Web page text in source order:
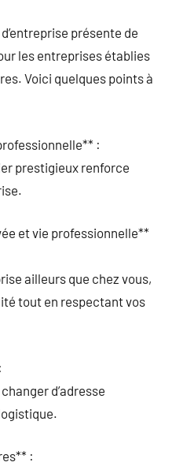
présente de
les entreprises établies
Voici quelques points à
:
prestigieux renforce
et vie professionnelle**
ailleurs que chez vous,
tout en respectant vos
d’adresse
: